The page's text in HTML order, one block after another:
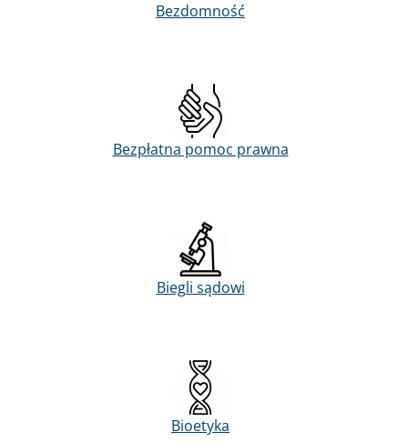
Bezdomność
Bezpłatna pomoc prawna
Biegli sądowi
Bioetyka